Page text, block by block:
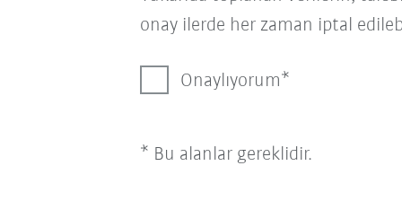
onay ilerde her zaman iptal
Onaylıyorum
* Bu alanlar gereklidir.